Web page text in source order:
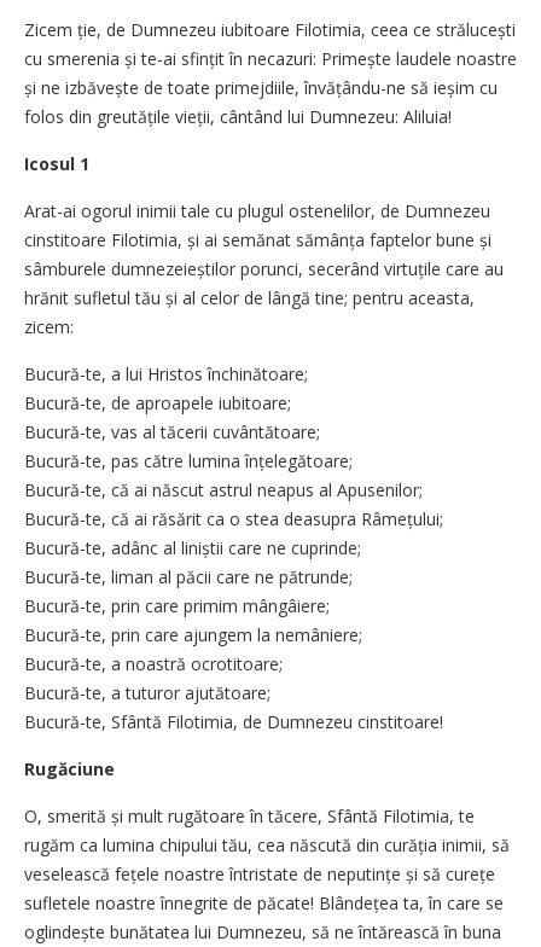
Zicem ție, de Dumnezeu iubitoare Filotimia, ceea ce strălucești
cu smerenia și te-ai sfințit în necazuri: Primește laudele noastre
și ne izbăvește de toate primejdiile, învățându-ne să ieșim cu
folos din greutățile vieții, cântând lui Dumnezeu: Aliluia!
Icosul 1
Arat-ai ogorul inimii tale cu plugul ostenelilor, de Dumnezeu
cinstitoare Filotimia, și ai semănat sămânța faptelor bune și
sâmburele dumnezeieștilor porunci, secerând virtuțile care au
hrănit sufletul tău și al celor de lângă tine; pentru aceasta,
zicem:
Bucură-te, a lui Hristos închinătoare;
Bucură-te, de aproapele iubitoare;
Bucură-te, vas al tăcerii cuvântătoare;
Bucură-te, pas către lumina înțelegătoare;
Bucură-te, că ai născut astrul neapus al Apusenilor;
Bucură-te, că ai răsărit ca o stea deasupra Râmețului;
Bucură-te, adânc al liniștii care ne cuprinde;
Bucură-te, liman al păcii care ne pătrunde;
Bucură-te, prin care primim mângâiere;
Bucură-te, prin care ajungem la nemâniere;
Bucură-te, a noastră ocrotitoare;
Bucură-te, a tuturor ajutătoare;
Bucură-te, Sfântă Filotimia, de Dumnezeu cinstitoare!
Rugăciune
O, smerită și mult rugătoare în tăcere, Sfântă Filotimia, te
rugăm ca lumina chipului tău, cea născută din curăția inimii, să
veselească fețele noastre întristate de neputințe și să curețe
sufletele noastre înnegrite de păcate! Blândețea ta, în care se
oglindește bunătatea lui Dumnezeu, să ne întărească în buna